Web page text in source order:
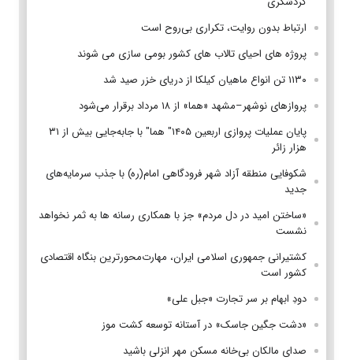
ارتباط بدون روایت، تکراری بی‌روح است
پروژه های احیای تالاب های کشور بومی سازی می شوند
۱۱۳۰ تن انواع ماهیان کیلکا از دریای خزر صید شد
پروازهای نوشهر–مشهد «هما» از ۱۸ مرداد برقرار می‌شود
پایان عملیات پروازی اربعین ۱۴۰۵" هما" با جابه‌جایی بیش از ۳۱
هزار زائر
شکوفایی منطقه آزاد شهر فرودگاهی امام(ره) با جذب سرمایه‌های
جدید
«ساختن امید در دل مردم» جز با همکاری رسانه ها به ثمر نخواهد
نشست
کشتیرانی جمهوری اسلامی ایران، مهارت‌محورترین بنگاه اقتصادی
کشور است
دودِ ابهام بر سر تجارت «جبل علی»
«دشت جگین جاسک» در آستانه توسعه کشت موز
صدای مالکان بی‌خانه مسکن مهر انزلی باشید